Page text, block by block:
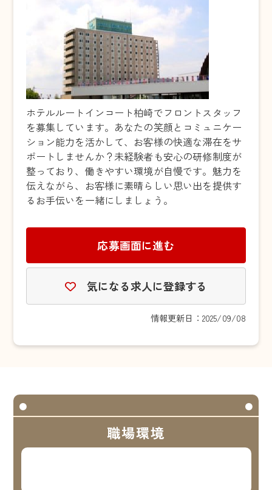
ホテルルートインコート柏崎でフロントスタッフ
を募集しています。あなたの笑顔とコミュニケー
ション能力を活かして、お客様の快適な滞在をサ
ポートしませんか？未経験者も安心の研修制度が
整っており、働きやすい環境が自慢です。魅力を
伝えながら、お客様に素晴らしい思い出を提供す
るお手伝いを一緒にしましょう。
応募画面に進む
気になる求人に登録する
情報更新日：2025/09/08
職場環境